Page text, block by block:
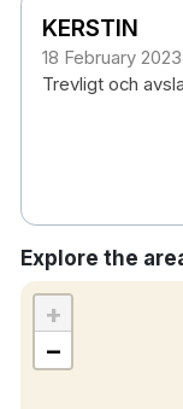
Tofflor
Room service
Spjälsäng
Extrasäng
Begränsad
40 minuters
KERSTIN
18 February 2023
Trevligt och
Explore the
+
−